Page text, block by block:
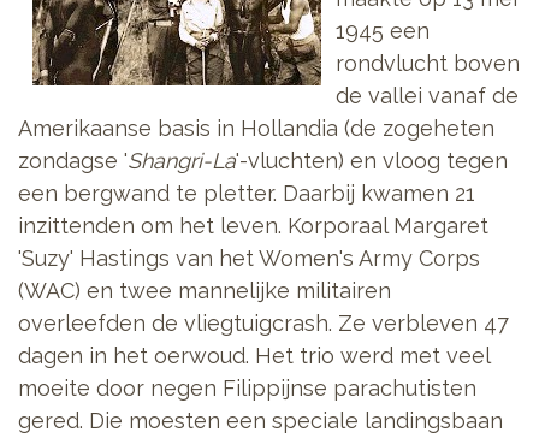
1945 een
rondvlucht boven
de vallei vanaf de
Amerikaanse basis in Hollandia (de zogeheten
zondagse 'Shangri-La'-vluchten) en vloog tegen
een bergwand te pletter. Daarbij kwamen 21
inzittenden om het leven. Korporaal Margaret
'Suzy' Hastings van het Women's Army Corps
(WAC) en twee mannelijke militairen
overleefden de vliegtuigcrash. Ze verbleven 47
dagen in het oerwoud. Het trio werd met veel
moeite door negen Filippijnse parachutisten
gered. Die moesten een speciale landingsbaan